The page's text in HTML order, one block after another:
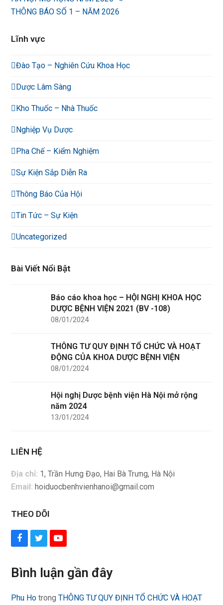
THÔNG BÁO SỐ 1 – NĂM 2026
Lĩnh vực
Đào Tạo – Nghiên Cứu Khoa Học
Dược Lâm Sàng
Kho Thuốc – Nhà Thuốc
Nghiệp Vụ Dược
Pha Chế – Kiểm Nghiệm
Sự Kiện Sắp Diễn Ra
Thông Báo Của Hội
Tin Tức – Sự Kiện
Uncategorized
Bài Viết Nổi Bật
Báo cáo khoa học – HỘI NGHỊ KHOA HỌC
DƯỢC BỆNH VIỆN 2021 (BV -108)
08/01/2024
THÔNG TƯ QUY ĐỊNH TỔ CHỨC VÀ HOẠT
ĐỘNG CỦA KHOA DƯỢC BỆNH VIỆN
08/01/2024
Hội nghị Dược bệnh viện Hà Nội mở rộng
năm 2024
13/01/2024
LIÊN HỆ
Địa chỉ: 1, Trần Hưng Đạo, Hai Bà Trưng, Hà Nội
Email: hoiduocbenhvienhanoi@gmail.com
THEO DÕI
Facebook
TwitterYouTube
Bình luận gần đây
Phu Ho trongTHÔNG TƯ QUY ĐỊNH TỔ CHỨC VÀ HOẠT